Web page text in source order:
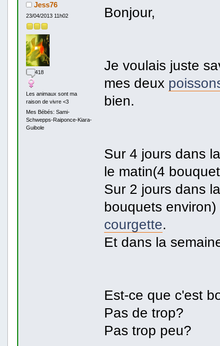
Jess76
23/04/2013 11h02
418
Les animaux sont ma
raison de vivre <3
Mes Bébés: Sami-
Schwepps-Raiponce-Kiara-
Guibole
Bonjour,
Je voulais juste
mes deux
bien.
Sur 4 jours dans
le matin(4
Sur 2 jours dans
bouquets
courgette.
Et dans la
Est-ce que c'est
Pas de trop?
Pas trop peu?